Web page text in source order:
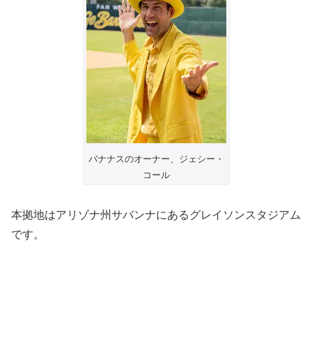
バナナスのオーナー、ジェシー・
コール
本拠地はアリゾナ州サバンナにあるグレイソンスタジアム
です。